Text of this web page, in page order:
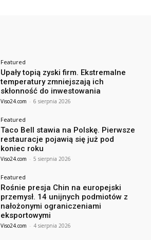
Featured
Upały topią zyski firm. Ekstremalne
temperatury zmniejszają ich
skłonność do inwestowania
Viso24.com - 6 sierpnia 2026
Featured
Taco Bell stawia na Polskę. Pierwsze
restauracje pojawią się już pod
koniec roku
Viso24.com - 5 sierpnia 2026
Featured
Rośnie presja Chin na europejski
przemysł. 14 unijnych podmiotów z
nałożonymi ograniczeniami
eksportowymi
Viso24.com - 4 sierpnia 2026